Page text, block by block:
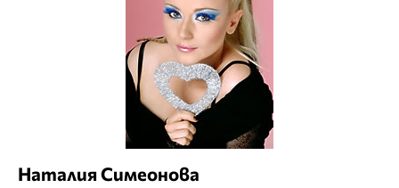
Наталия Симеонова